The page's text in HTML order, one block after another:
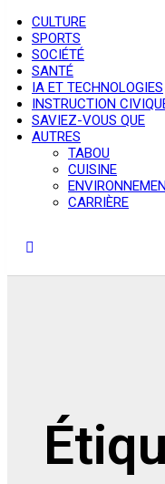
CULTURE
SPORTS
SOCIÉTÉ
SANTÉ
IA ET TECHNOLOGIES
INSTRUCTION
SAVIEZ-VOUS QUE
AUTRES
TABOU
CUISINE
CARRIÈRE